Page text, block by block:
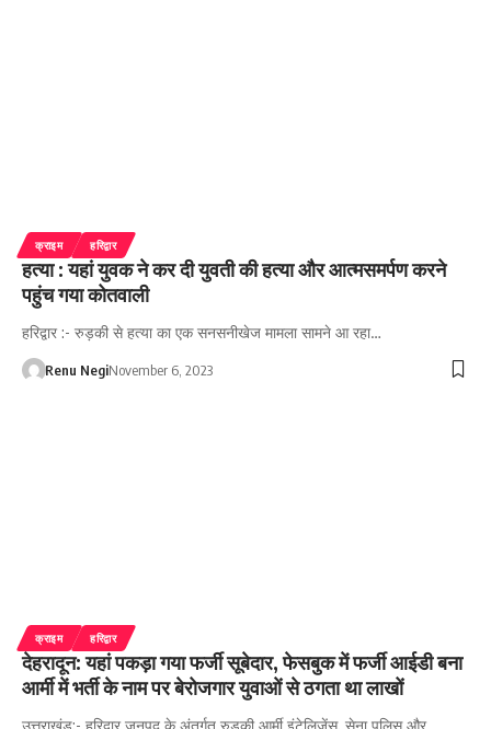
क्राइम हरिद्वार
हत्या : यहां युवक ने कर दी युवती की हत्या और आत्मसमर्पण करने
पहुंच गया कोतवाली
हरिद्वार :- रुड़की से हत्या का एक सनसनीखेज मामला सामने आ रहा…
Renu NegiNovember 6, 2023
क्राइम हरिद्वार
देहरादून: यहां पकड़ा गया फर्जी सूबेदार, फेसबुक में फर्जी आईडी बना
आर्मी में भर्ती के नाम पर बेरोजगार युवाओं से ठगता था लाखों